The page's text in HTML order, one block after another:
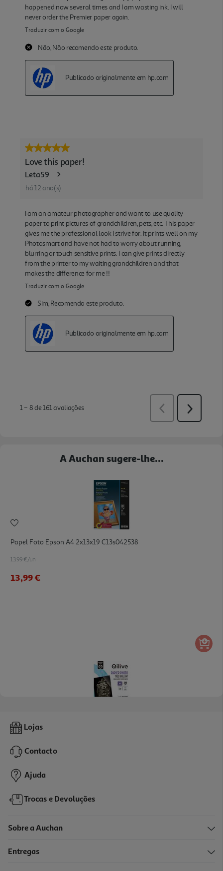
A Auchan sugere-lhe...
Papel Foto Epson A4 2x13x19 C13s042538
13.99 €/un
13,99 €
Papel Fotográfico Qilive A6 10x15cm (30 Folhas Brilhante)
8,99 €
Lojas
Contacto
Ajuda
Trocas e Devoluções
Sobre a Auchan
Entregas